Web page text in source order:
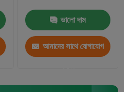
ভালো দাম
আমাদের সাথে যোগাযোগ